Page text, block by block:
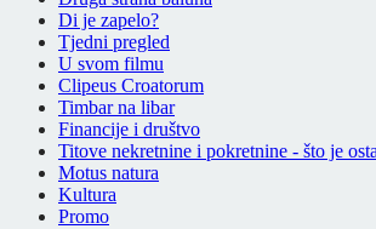
Di je zapelo?
Tjedni pregled
U svom filmu
Clipeus Croatorum
Timbar na libar
Financije i društvo
Titove nekretnine i pokretnine - što je
Motus natura
Kultura
Promo